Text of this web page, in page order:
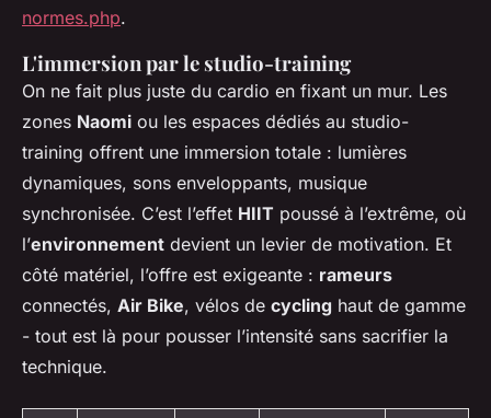
normes.php.
L'immersion par le studio-training
On ne fait plus juste du cardio en fixant un mur. Les
zones Naomi ou les espaces dédiés au studio-
training offrent une immersion totale : lumières
dynamiques, sons enveloppants, musique
synchronisée. C’est l’effet HIIT poussé à l’extrême, où
l’environnement devient un levier de motivation. Et
côté matériel, l’offre est exigeante : rameurs
connectés, Air Bike, vélos de cycling haut de gamme
- tout est là pour pousser l’intensité sans sacrifier la
technique.